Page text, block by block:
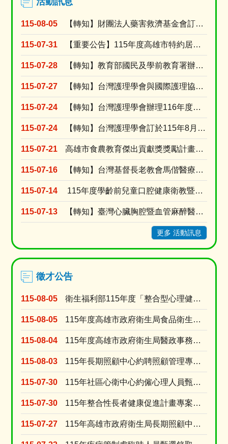
活動訊息
115-08-05 【轉知】財團法人藥害救濟基金會訂於115年9月9日舉辦「2026【醫識能•藥識能】線上直播講....
115-07-31 【重要公告】115年度高雄市特約居家長照機構績優長照人員表揚活動，收件受理期限延長至115年....
115-07-28 【轉知】教育部國民及學前教育署辦理115年『青年百億海外圓夢基金計畫』海外翱翔組G-4-6『....
115-07-27 【轉知】台灣護理學會與國際護理協會(ICN)共同辦理2027年「第31屆ICN 國際護理大會....
115-07-24 【轉知】台灣護理學會辦理116年度個別型研究計畫補助申請
115-07-24 【轉知】台灣護理學會訂於115年8月15日舉辦「腫瘤照護實證應用」網路研習會(線上視訊課程)
115-07-21 高雄市食農教育傑出貢獻獎獎勵計畫及活動簡章
115-07-16 【轉知】台灣基督長老教會馬偕醫療財團法人台東馬偕紀念醫院訂於115年8月15日(星期六)舉辦....
115-07-14 115年度學齡前兒童口腔健康衛教暨兒童安全種子師資教育訓練-錄取名單
115-07-13 【轉知】臺灣心臟胸腔暨血管麻醉醫學會訂於115年8月30日辦理2026年臺灣心臟胸腔暨血管麻....
更多 活動訊息
徵才公告
115-08-05 衛生福利部115年度「整合型心理健康工作計畫」臨時人員 甄選資格符合名單及甄選時間
115-08-05 115年度高雄市政府衛生局食品衛生科「約用人員」徵才公告
115-08-04 115年度高雄市政府衛生局醫政事務科「約用人員」徵才公告
115-08-03 115年長期照顧中心約聘照顧管理專員甄選24名
115-07-30 115年社區心衛中心約僱心理人員甄選1名
115-07-30 115年整合性長者健康促進計畫專案營養師招聘
115-07-27 115年高雄市政府衛生局長期照顧中心「家照督導」甄選結果公告